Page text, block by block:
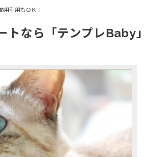
用利用もＯＫ！
なら「テンプレBaby」